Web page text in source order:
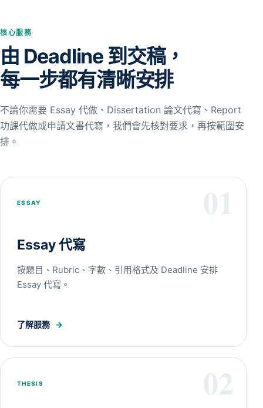
核心服務
由 Deadline 到交稿，
每一步都有清晰安排
不論你需要 Essay 代做、Dissertation 論文代寫、Report
功課代做或申請文書代寫，我們會先核對要求，再按範圍安
排。
ESSAY
Essay 代寫
按題目、Rubric、字數、引用格式及 Deadline 安排
Essay 代寫。
了解服務 →
THESIS